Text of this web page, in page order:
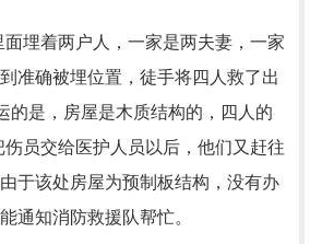
面埋着两户人，一家是两夫妻，一家
准确被埋位置，徒手将四人救了出
的是，房屋是木质结构的，四人的
伤员交给医护人员以后，他们又赶往
于该处房屋为预制板结构，没有办
通知消防救援队帮忙。